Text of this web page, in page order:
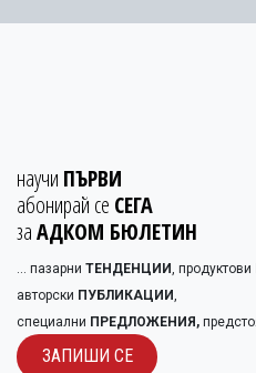
научи ПЪРВИ
абонирай се СЕГА
заАДКОМ БЮЛЕТИН
... пазарни ТЕНДЕНЦИИ, продуктови
авторски ПУБЛИКАЦИИ,
специални ПРЕДЛОЖЕНИЯ,
ЗАПИШИ С​​Е